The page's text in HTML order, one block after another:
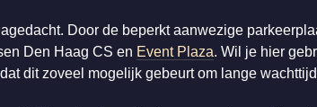
Door de beperkt aanwezige
Den Haag CS en Event Plaza. Wil je hier
dit zoveel mogelijk gebeurt om lange